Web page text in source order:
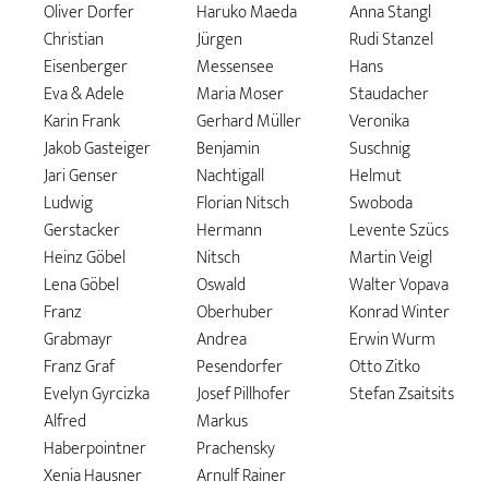
Oliver Dorfer
Christian
Eisenberger
Eva & Adele
Karin Frank
Jakob Gasteiger
Jari Genser
Ludwig
Gerstacker
Heinz Göbel
Lena Göbel
Franz
Grabmayr
Franz Graf
Evelyn Gyrcizka
Alfred
Haberpointner
Xenia Hausner
Haruko Maeda
Jürgen
Messensee
Maria Moser
Gerhard Müller
Benjamin
Nachtigall
Florian Nitsch
Hermann
Nitsch
Oswald
Oberhuber
Andrea
Pesendorfer
Josef Pillhofer
Markus
Prachensky
Arnulf Rainer
Anna Stangl
Rudi Stanzel
Hans
Staudacher
Veronika
Suschnig
Helmut
Swoboda
Levente Szücs
Martin Veigl
Walter Vopava
Konrad Winter
Erwin Wurm
Otto Zitko
Stefan Zsaitsits